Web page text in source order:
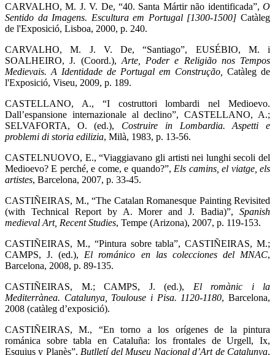
CARVALHO, M. J. V. De, “40. Santa Mártir não identificada”, O
Sentido da Imagens. Escultura em Portugal [1300-1500] Catàleg
de l'Exposició, Lisboa, 2000, p. 240.
CARVALHO, M. J. V. De, “Santiago”, EUSÉBIO, M. i
SOALHEIRO, J. (Coord.), Arte, Poder e Religião nos Tempos
Medievais. A Identidade de Portugal em Construção, Catàleg de
l'Exposició, Viseu, 2009, p. 189.
CASTELLANO, A., “I costruttori lombardi nel Medioevo.
Dall’espansione internazionale al declino”, CASTELLANO, A.;
SELVAFORTA, O. (ed.), Costruire in Lombardia. Aspetti e
problemi di storia edilizia, Milà, 1983, p. 13-56.
CASTELNUOVO, E., “Viaggiavano gli artisti nei lunghi secoli del
Medioevo? E perché, e come, e quando?”, Els camins, el viatge, els
artistes, Barcelona, 2007, p. 33-45.
CASTIÑEIRAS, M., “The Catalan Romanesque Painting Revisited
(with Technical Report by A. Morer and J. Badia)”, Spanish
medieval Art, Recent Studies, Tempe (Arizona), 2007, p. 119-153.
CASTIÑEIRAS, M., “Pintura sobre tabla”, CASTIÑEIRAS, M.;
CAMPS, J. (ed.), El románico en las colecciones del MNAC,
Barcelona, 2008, p. 89-135.
CASTIÑEIRAS, M.; CAMPS, J. (ed.), El romànic i la
Mediterrànea. Catalunya, Toulouse i Pisa. 1120-1180, Barcelona,
2008 (catàleg d’exposició).
CASTIÑEIRAS, M., “En torno a los orígenes de la pintura
románica sobre tabla en Cataluña: los frontales de Urgell, Ix,
Esquius y Planès”, Butlletí del Museu Nacional d’Art de Catalunya,